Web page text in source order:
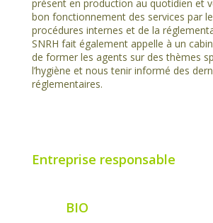
présent en production au quotidien et
bon fonctionnement des services par
procédures internes et de la
SNRH fait également appelle à un
de former les agents sur des thèmes
l’hygiène et nous tenir informé des
réglementaires.
Entreprise responsable
BIO